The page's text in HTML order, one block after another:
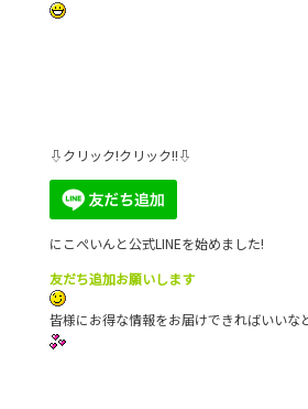
⇩クリック!クリック!!⇩
にこぺいんと公式LINEを始めました!
友だち追加お願いします
皆様にお得な情報をお届けできればいいな